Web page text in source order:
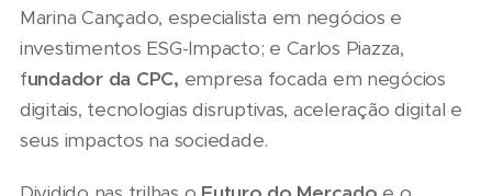
Marina Cançado, especialista em negócios e
investimentos ESG-Impacto; e Carlos Piazza,
fundador da CPC, empresa focada em negócios
digitais, tecnologias disruptivas, aceleração digital e
seus impactos na sociedade.